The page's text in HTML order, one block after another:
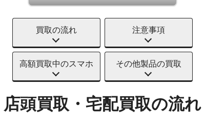
買取の流れ 注意事項
高額買取中のスマホ その他製品の買取
店頭買取・宅配買取の流れ